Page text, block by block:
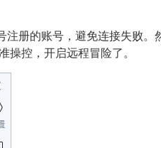
册的账号，避免连接失败
操控，开启远程冒险了。